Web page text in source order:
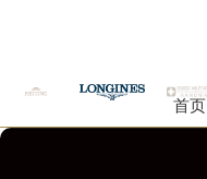
首页